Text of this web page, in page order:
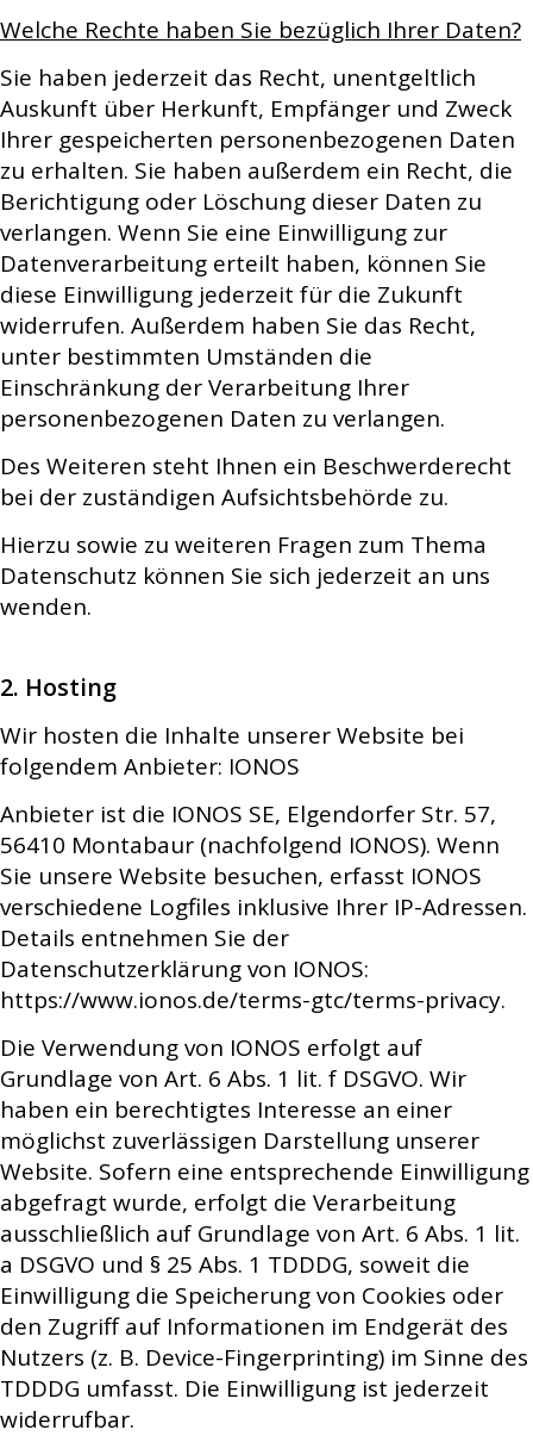
Welche Rechte haben Sie bezüglich Ihrer Daten?
Sie haben jederzeit das Recht, unentgeltlich
Auskunft über Herkunft, Empfänger und Zweck
Ihrer gespeicherten personenbezogenen Daten
zu erhalten. Sie haben außerdem ein Recht, die
Berichtigung oder Löschung dieser Daten zu
verlangen. Wenn Sie eine Einwilligung zur
Datenverarbeitung erteilt haben, können Sie
diese Einwilligung jederzeit für die Zukunft
widerrufen. Außerdem haben Sie das Recht,
unter bestimmten Umständen die
Einschränkung der Verarbeitung Ihrer
personenbezogenen Daten zu verlangen.
Des Weiteren steht Ihnen ein Beschwerderecht
bei der zuständigen Aufsichtsbehörde zu.
Hierzu sowie zu weiteren Fragen zum Thema
Datenschutz können Sie sich jederzeit an uns
wenden.
2. Hosting
Wir hosten die Inhalte unserer Website bei
folgendem Anbieter: IONOS
Anbieter ist die IONOS SE, Elgendorfer Str. 57,
56410 Montabaur (nachfolgend IONOS). Wenn
Sie unsere Website besuchen, erfasst IONOS
verschiedene Logfiles inklusive Ihrer IP-Adressen.
Details entnehmen Sie der
Datenschutzerklärung von IONOS:
https://www.ionos.de/terms-gtc/terms-privacy.
Die Verwendung von IONOS erfolgt auf
Grundlage von Art. 6 Abs. 1 lit. f DSGVO. Wir
haben ein berechtigtes Interesse an einer
möglichst zuverlässigen Darstellung unserer
Website. Sofern eine entsprechende Einwilligung
abgefragt wurde, erfolgt die Verarbeitung
ausschließlich auf Grundlage von Art. 6 Abs. 1 lit.
a DSGVO und § 25 Abs. 1 TDDDG, soweit die
Einwilligung die Speicherung von Cookies oder
den Zugriff auf Informationen im Endgerät des
Nutzers (z. B. Device-Fingerprinting) im Sinne des
TDDDG umfasst. Die Einwilligung ist jederzeit
widerrufbar.